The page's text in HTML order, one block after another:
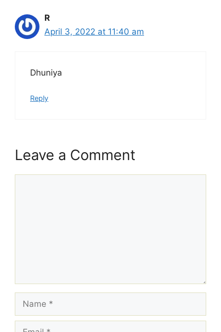
R
April 3, 2022 at 11:40 am
Dhuniya
Reply
Leave a Comment
Name
Email